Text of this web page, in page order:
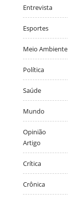
Entrevista
Esportes
Meio Ambiente
Política
Saúde
Mundo
Opinião
Artigo
Crítica
Crônica